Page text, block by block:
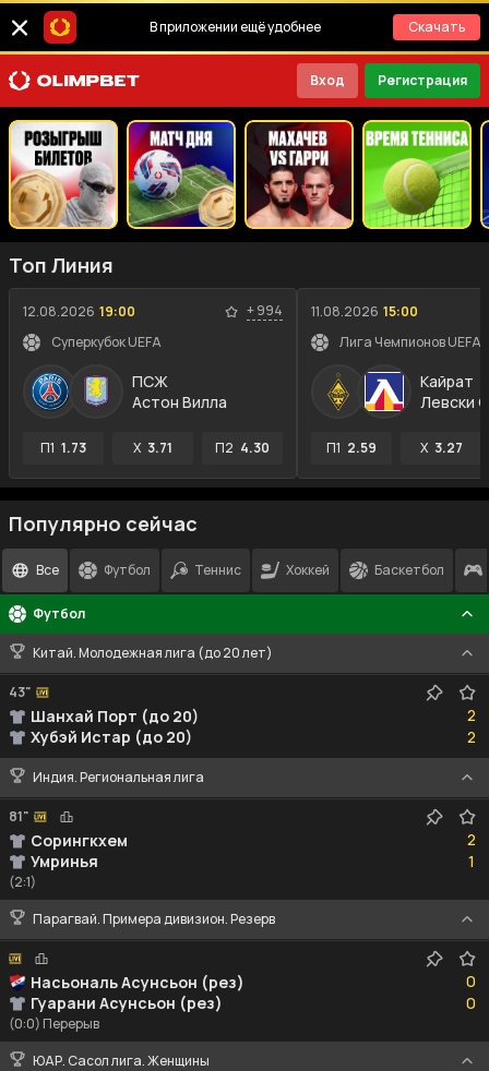
В приложении ещё удобнее Скачать
Вход Регистрация
Топ Линия
12.08.2026 19:00 +994
Суперкубок UEFA
ПСЖ
Астон Вилла
П1 1.73 X 3.71 П2 4.30
11.08.2026 15:00
Кайрат
Левски
П1 2.59 X 3.27
Популярно сейчас
Все Футбол Теннис Хоккей Баскетбол
Футбол
Китай. Молодежная лига (до 20 лет)
43"
Шанхай Порт (до 20)
Хубэй Истар (до 20)
2
2
2
2
Индия. Региональная лига
81"
Сорингкхем
Умринья
2
2
1
1
(2:1)
Парагвай. Примера дивизион. Резерв
Насьональ Асунсьон (рез)
Гуарани Асунсьон (рез)
0
0
0
0
(0:0) Перерыв
ЮАР. Сасол лига. Женщины